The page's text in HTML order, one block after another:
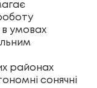
умовах
районах
сонячні